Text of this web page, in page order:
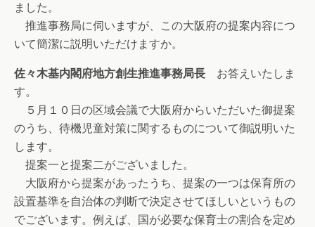
ました。
推進事務局に伺いますが、この大阪府の提案内容につ
いて簡潔に説明いただけますか。
佐々木基内閣府地方創生推進事務局長 お答えいたしま
す。
５月１０日の区域会議で大阪府からいただいた御提案
のうち、待機児童対策に関するものについて御説明いた
します。
提案一と提案二がございました。
大阪府から提案があったうち、提案の一つは保育所の
設置基準を自治体の判断で決定させてほしいというもの
でございます。例えば、国が必要な保育士の割合を定め